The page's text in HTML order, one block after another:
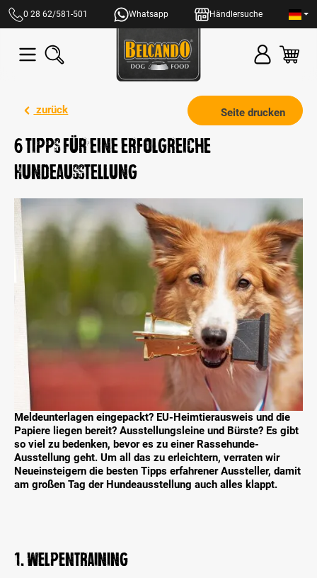
springen
0 28 62/581-501 Whatsapp Händlersuche
Seite drucken
zurück
6 Tipps für eine erfolgreiche
Hundeausstellung
Meldeunterlagen eingepackt? EU-Heimtierausweis und die
Papiere liegen bereit? Ausstellungsleine und Bürste? Es gibt
so viel zu bedenken, bevor es zu einer Rassehunde-
Ausstellung geht. Um all das zu erleichtern, verraten wir
Neueinsteigern die besten Tipps erfahrener Aussteller, damit
am großen Tag der Hundeausstellung auch alles klappt.
1. Welpentraining